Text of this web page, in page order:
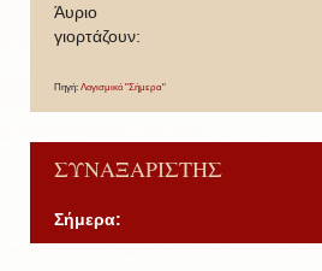
Άυριο
γιορτάζουν:
Πηγή: Λογισμικό "Σήμερα"
ΣΥΝΑΞΑΡΙΣΤΗΣ
Σήμερα: